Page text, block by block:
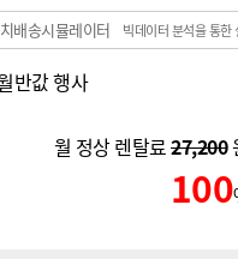
배송시뮬레이터 빅데이터 분석을 통한
반값행사
월 정상 렌탈료 27,200
100